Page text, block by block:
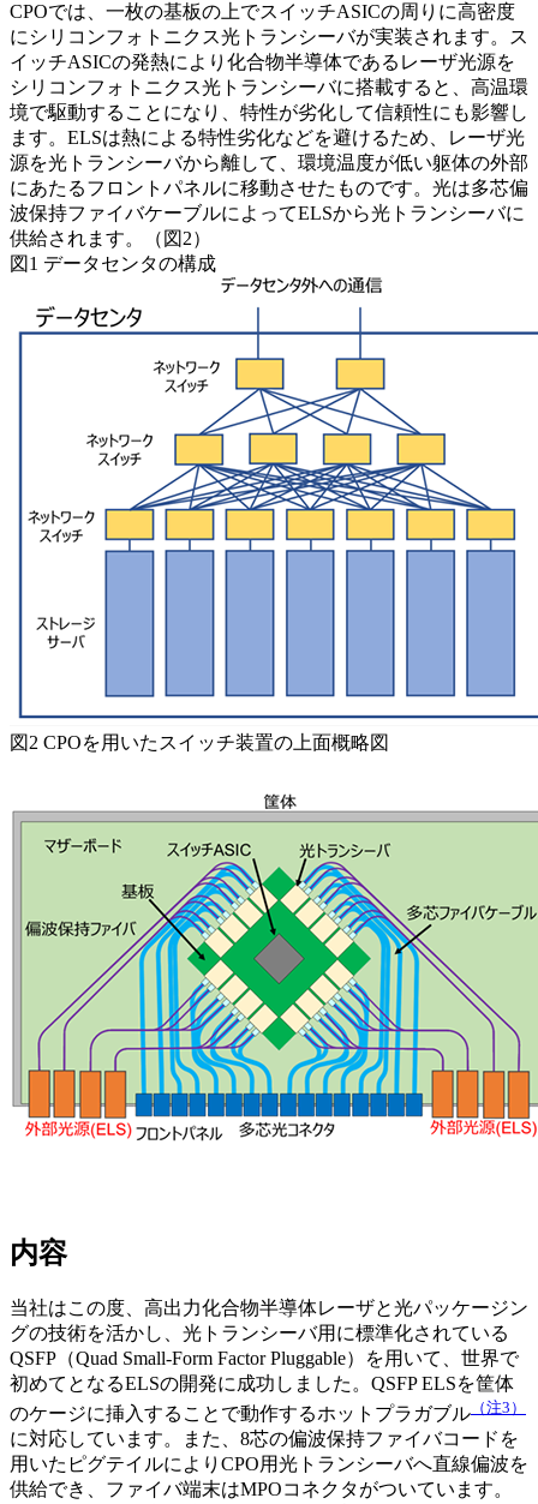
CPOでは、一枚の基板の上でスイッチASICの周りに高密度
にシリコンフォトニクス光トランシーバが実装されます。ス
イッチASICの発熱により化合物半導体であるレーザ光源を
シリコンフォトニクス光トランシーバに搭載すると、高温環
境で駆動することになり、特性が劣化して信頼性にも影響し
ます。ELSは熱による特性劣化などを避けるため、レーザ光
源を光トランシーバから離して、環境温度が低い躯体の外部
にあたるフロントパネルに移動させたものです。光は多芯偏
波保持ファイバケーブルによってELSから光トランシーバに
供給されます。（図2）
図1 データセンタの構成
図2 CPOを用いたスイッチ装置の上面概略図
内容
当社はこの度、高出力化合物半導体レーザと光パッケージン
グの技術を活かし、光トランシーバ用に標準化されている
QSFP（Quad Small-Form Factor Pluggable）を用いて、世界で
初めてとなるELSの開発に成功しました。QSFP ELSを筐体
のケージに挿入することで動作するホットプラガブル （注3）
に対応しています。また、8芯の偏波保持ファイバコードを
用いたピグテイルによりCPO用光トランシーバへ直線偏波を
供給でき、ファイバ端末はMPOコネクタがついています。